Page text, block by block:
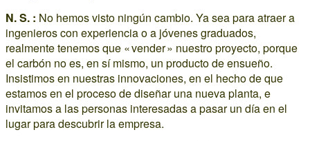
N. S. : No hemos visto ningún cambio. Ya sea para atraer a
ingenieros con experiencia o a jóvenes graduados,
realmente tenemos que « vender » nuestro proyecto, porque
el carbón no es, en sí mismo, un producto de ensueño.
Insistimos en nuestras innovaciones, en el hecho de que
estamos en el proceso de diseñar una nueva planta, e
invitamos a las personas interesadas a pasar un día en el
lugar para descubrir la empresa.